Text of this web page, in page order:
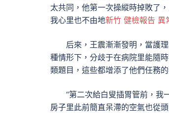
太共同，他第一次操縱時掉敗了
我心里也不由地新竹 健檢報告 異
后來，王震漸漸發明，當護
種情形下，分歧于在病院里能隨
類題目，這些都增添了他們任務的
“第二次給白叟插胃管前，我
房子里此前簡直呆滯的空氣也從